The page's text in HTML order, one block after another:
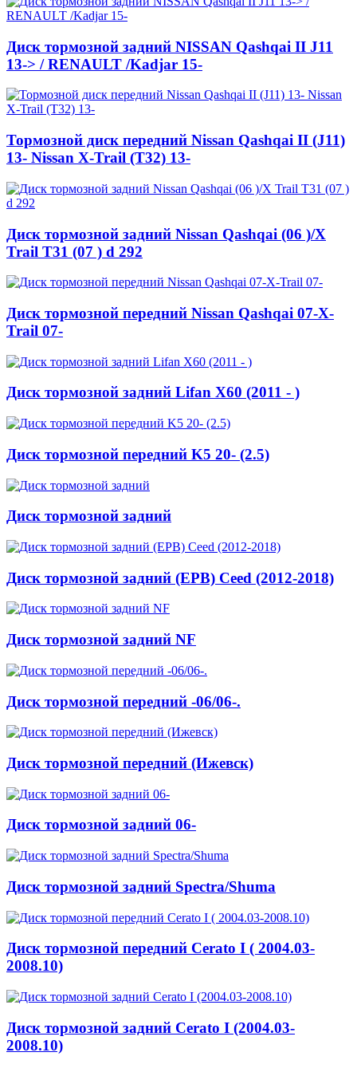
Диск тормозной задний NISSAN Qashqai II J11
13-> / RENAULT /Kadjar 15-
Тормозной диск передний Nissan Qashqai II (J11)
13- Nissan X-Trail (T32) 13-
Диск тормозной задний Nissan Qashqai (06 )/X
Trail T31 (07 ) d 292
Диск тормозной передний Nissan Qashqai 07-X-
Trail 07-
Диск тормозной задний Lifan X60 (2011 - )
Диск тормозной передний K5 20- (2.5)
Диск тормозной задний
Диск тормозной задний (EPB) Ceed (2012-2018)
Диск тормозной задний NF
Диск тормозной передний -06/06-.
Диск тормозной передний (Ижевск)
Диск тормозной задний 06-
Диск тормозной задний Spectra/Shuma
Диск тормозной передний Cerato I ( 2004.03-
2008.10)
Диск тормозной задний Cerato I (2004.03-
2008.10)